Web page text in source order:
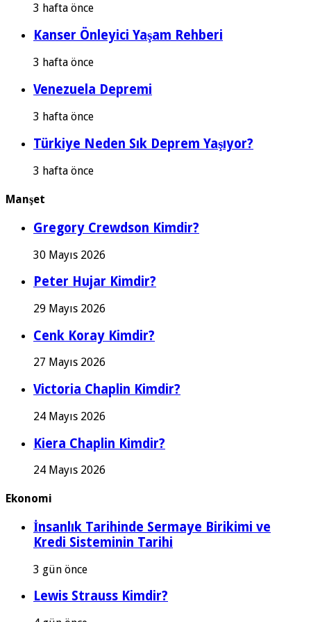
3 hafta önce
Kanser Önleyici Yaşam Rehberi
3 hafta önce
Venezuela Depremi
3 hafta önce
Türkiye Neden Sık Deprem Yaşıyor?
3 hafta önce
Manşet
Gregory Crewdson Kimdir?
30 Mayıs 2026
Peter Hujar Kimdir?
29 Mayıs 2026
Cenk Koray Kimdir?
27 Mayıs 2026
Victoria Chaplin Kimdir?
24 Mayıs 2026
Kiera Chaplin Kimdir?
24 Mayıs 2026
Ekonomi
İnsanlık Tarihinde Sermaye Birikimi ve
Kredi Sisteminin Tarihi
3 gün önce
Lewis Strauss Kimdir?